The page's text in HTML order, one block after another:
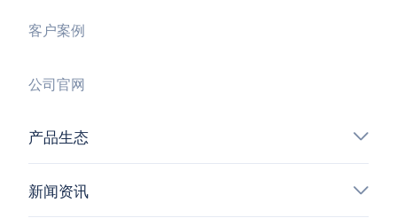
客户案例
公司官网
产品生态
新闻资讯